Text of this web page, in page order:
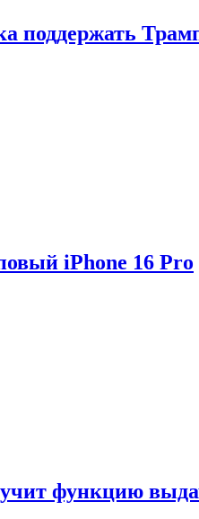
поддержать
iPhone 16 Pro
функцию